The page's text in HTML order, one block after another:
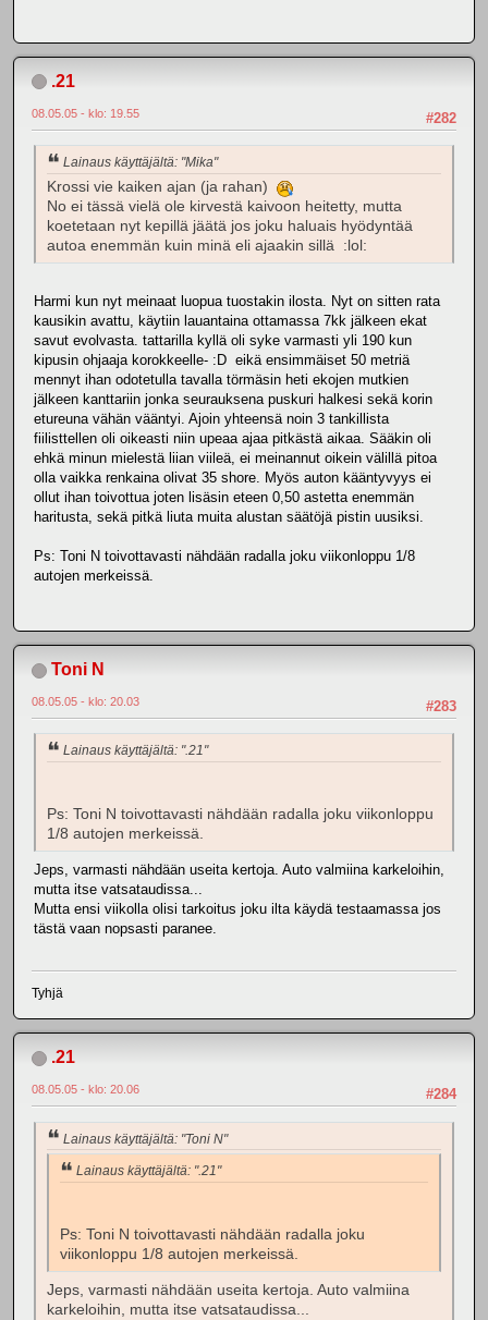
.21
#282
08.05.05 - klo: 19.55
Lainaus käyttäjältä: "Mika"
Krossi vie kaiken ajan (ja rahan)
No ei tässä vielä ole kirvestä kaivoon heitetty, mutta
koetetaan nyt kepillä jäätä jos joku haluais hyödyntää
autoa enemmän kuin minä eli ajaakin sillä :lol:
Harmi kun nyt meinaat luopua tuostakin ilosta. Nyt on sitten rata
kausikin avattu, käytiin lauantaina ottamassa 7kk jälkeen ekat
savut evolvasta. tattarilla kyllä oli syke varmasti yli 190 kun
kipusin ohjaaja korokkeelle- :D eikä ensimmäiset 50 metriä
mennyt ihan odotetulla tavalla törmäsin heti ekojen mutkien
jälkeen kanttariin jonka seurauksena puskuri halkesi sekä korin
etureuna vähän vääntyi. Ajoin yhteensä noin 3 tankillista
fiilisttellen oli oikeasti niin upeaa ajaa pitkästä aikaa. Sääkin oli
ehkä minun mielestä liian viileä, ei meinannut oikein välillä pitoa
olla vaikka renkaina olivat 35 shore. Myös auton kääntyvyys ei
ollut ihan toivottua joten lisäsin eteen 0,50 astetta enemmän
haritusta, sekä pitkä liuta muita alustan säätöjä pistin uusiksi.
Ps: Toni N toivottavasti nähdään radalla joku viikonloppu 1/8
autojen merkeissä.
Toni N
#283
08.05.05 - klo: 20.03
Lainaus käyttäjältä: ".21"
Ps: Toni N toivottavasti nähdään radalla joku viikonloppu
1/8 autojen merkeissä.
Jeps, varmasti nähdään useita kertoja. Auto valmiina karkeloihin,
mutta itse vatsataudissa...
Mutta ensi viikolla olisi tarkoitus joku ilta käydä testaamassa jos
tästä vaan nopsasti paranee.
Tyhjä
.21
#284
08.05.05 - klo: 20.06
Lainaus käyttäjältä: "Toni N"
Lainaus käyttäjältä: ".21"
Ps: Toni N toivottavasti nähdään radalla joku
viikonloppu 1/8 autojen merkeissä.
Jeps, varmasti nähdään useita kertoja. Auto valmiina
karkeloihin, mutta itse vatsataudissa...